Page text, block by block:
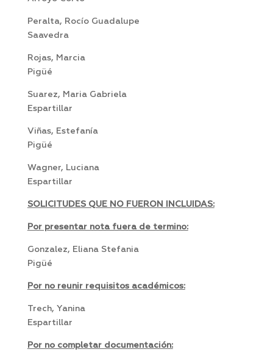
Peralta, Rocío Guadalupe
Saavedra
Rojas, Marcia
Pigüé
Suarez, Maria Gabriela
Espartillar
Viñas, Estefanía
Pigüé
Wagner, Luciana
Espartillar
SOLICITUDES QUE NO FUERON INCLUIDAS:
Por presentar nota fuera de termino:
Gonzalez, Eliana Stefania
Pigüé
Por no reunir requisitos académicos:
Trech, Yanina
Espartillar
Por no completar documentación: